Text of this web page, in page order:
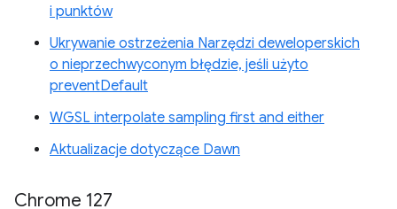
i punktów
Ukrywanie ostrzeżenia Narzędzi deweloperskich
o nieprzechwyconym błędzie, jeśli użyto
preventDefault
WGSL interpolate sampling first and either
Aktualizacje dotyczące Dawn
Chrome 127